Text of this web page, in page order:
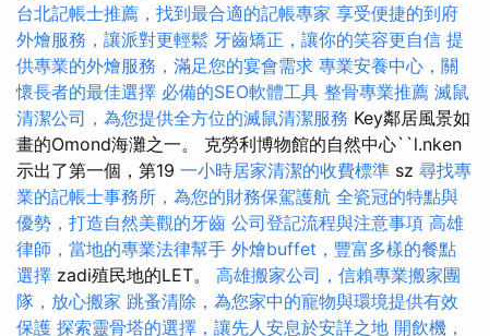
台北記帳士推薦，找到最合適的記帳專家 享受便捷的到府
外燴服務，讓派對更輕鬆 牙齒矯正，讓你的笑容更自信 提
供專業的外燴服務，滿足您的宴會需求 專業安養中心，關
懷長者的最佳選擇 必備的SEO軟體工具 整骨專業推薦 滅鼠
清潔公司，為您提供全方位的滅鼠清潔服務 Key鄰居風景如
畫的Omond海灘之一。 克勞利博物館的自然中心``l.nken
示出了第一個，第19 一小時居家清潔的收費標準 sz 尋找專
業的記帳士事務所，為您的財務保駕護航 全瓷冠的特點與
優勢，打造自然美觀的牙齒 公司登記流程與注意事項 高雄
律師，當地的專業法律幫手 外燴buffet，豐富多樣的餐點
選擇 zadi殖民地的LET。 高雄搬家公司，信賴專業搬家團
隊，放心搬家 跳蚤清除，為您家中的寵物與環境提供有效
保護 探索靈骨塔的選擇，讓先人安息於安詳之地 開飲機，